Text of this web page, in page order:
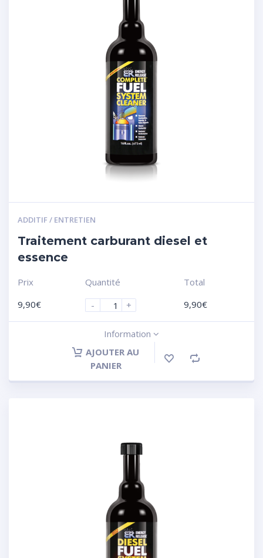
ADDITIF / ENTRETIEN
Traitement carburant diesel et
essence
Prix
9,90€
Quantité
-
+
Total
9,90€
Information
AJOUTER AU
PANIER